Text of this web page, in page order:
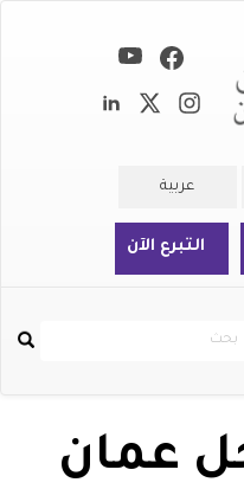
عربية
التبرع الآن
بحث
عمان